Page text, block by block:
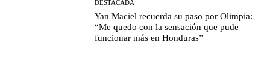
DESTACADA
Yan Maciel recuerda su paso por Olimpia:
“Me quedo con la sensación que pude
funcionar más en Honduras”